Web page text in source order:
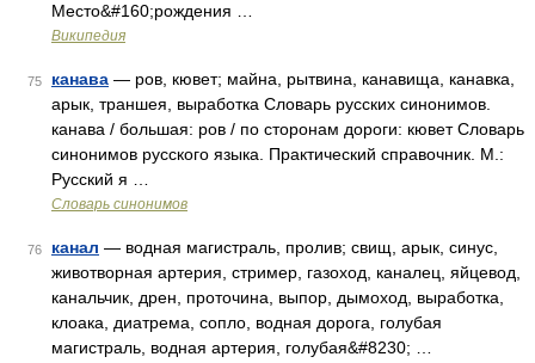
Место&#160;рождения …
Википедия
75 канава — ров, кювет; майна, рытвина, канавища, канавка,
арык, траншея, выработка Словарь русских синонимов.
канава / большая: ров / по сторонам дороги: кювет Словарь
синонимов русского языка. Практический справочник. М.:
Русский я …
Словарь синонимов
76 канал — водная магистраль, пролив; свищ, арык, синус,
животворная артерия, стример, газоход, каналец, яйцевод,
канальчик, дрен, проточина, выпор, дымоход, выработка,
клоака, диатрема, сопло, водная дорога, голубая
магистраль, водная артерия, голубая&#8230; …